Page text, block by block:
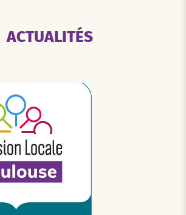
ACTUALITÉS